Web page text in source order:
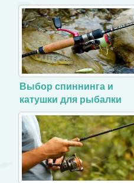
разновидности
Выбор спиннинга и
катушки для рыбалки